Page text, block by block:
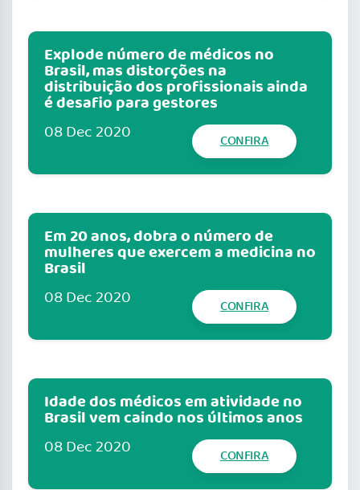
Explode número de médicos no
Brasil, mas distorções na
distribuição dos profissionais ainda
é desafio para gestores
08 Dec 2020 CONFIRA
Em 20 anos, dobra o número de
mulheres que exercem a medicina no
Brasil
08 Dec 2020 CONFIRA
Idade dos médicos em atividade no
Brasil vem caindo nos últimos anos
08 Dec 2020 CONFIRA